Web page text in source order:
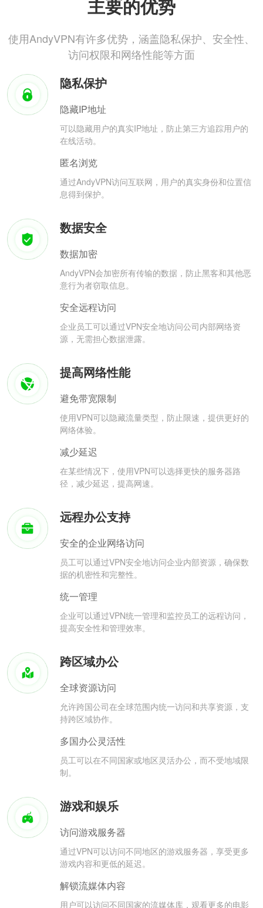
主要的优势
使用AndyVPN有许多优势，涵盖隐私保护、安全性、
访问权限和网络性能等方面
隐私保护
隐藏IP地址
可以隐藏用户的真实IP地址，防止第三方追踪用户的
在线活动。
匿名浏览
通过AndyVPN访问互联网，用户的真实身份和位置信
息得到保护。
数据安全
数据加密
AndyVPN会加密所有传输的数据，防止黑客和其他恶
意行为者窃取信息。
安全远程访问
企业员工可以通过VPN安全地访问公司内部网络资
源，无需担心数据泄露。
提高网络性能
避免带宽限制
使用VPN可以隐藏流量类型，防止限速，提供更好的
网络体验。
减少延迟
在某些情况下，使用VPN可以选择更快的服务器路
径，减少延迟，提高网速。
远程办公支持
安全的企业网络访问
员工可以通过VPN安全地访问企业内部资源，确保数
据的机密性和完整性。
统一管理
企业可以通过VPN统一管理和监控员工的远程访问，
提高安全性和管理效率。
跨区域办公
全球资源访问
允许跨国公司在全球范围内统一访问和共享资源，支
持跨区域协作。
多国办公灵活性
员工可以在不同国家或地区灵活办公，而不受地域限
制。
游戏和娱乐
访问游戏服务器
通过VPN可以访问不同地区的游戏服务器，享受更多
游戏内容和更低的延迟。
解锁流媒体内容
用户可以访问不同国家的流媒体库，观看更多的电影